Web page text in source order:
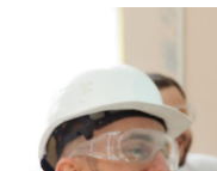
nový,